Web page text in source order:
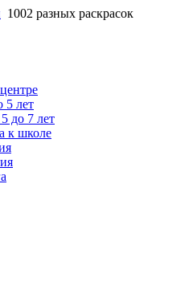
1002 разных раскрасок
5 лет
до 7 лет
к школе